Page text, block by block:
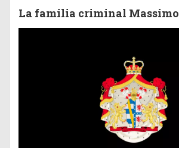
La familia criminal Massimo